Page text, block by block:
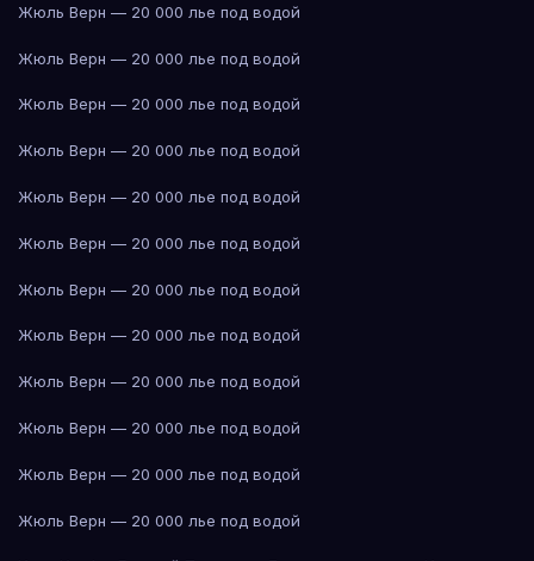
Жюль Верн — 20 000 лье под водой
Жюль Верн — 20 000 лье под водой
Жюль Верн — 20 000 лье под водой
Жюль Верн — 20 000 лье под водой
Жюль Верн — 20 000 лье под водой
Жюль Верн — 20 000 лье под водой
Жюль Верн — 20 000 лье под водой
Жюль Верн — 20 000 лье под водой
Жюль Верн — 20 000 лье под водой
Жюль Верн — 20 000 лье под водой
Жюль Верн — 20 000 лье под водой
Жюль Верн — 20 000 лье под водой